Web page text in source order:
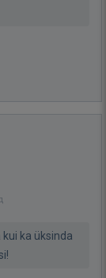
ka üksinda